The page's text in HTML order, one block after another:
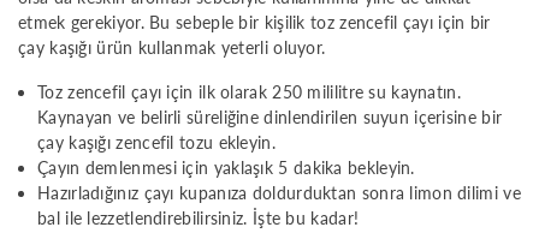
etmek gerekiyor. Bu sebeple bir kişilik toz zencefil çayı için bir
çay kaşığı ürün kullanmak yeterli oluyor.
Toz zencefil çayı için ilk olarak 250 mililitre su kaynatın.
Kaynayan ve belirli süreliğine dinlendirilen suyun içerisine bir
çay kaşığı zencefil tozu ekleyin.
Çayın demlenmesi için yaklaşık 5 dakika bekleyin.
Hazırladığınız çayı kupanıza doldurduktan sonra limon dilimi ve
bal ile lezzetlendirebilirsiniz. İşte bu kadar!